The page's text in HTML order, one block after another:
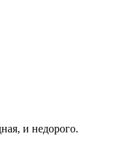
и недорого.